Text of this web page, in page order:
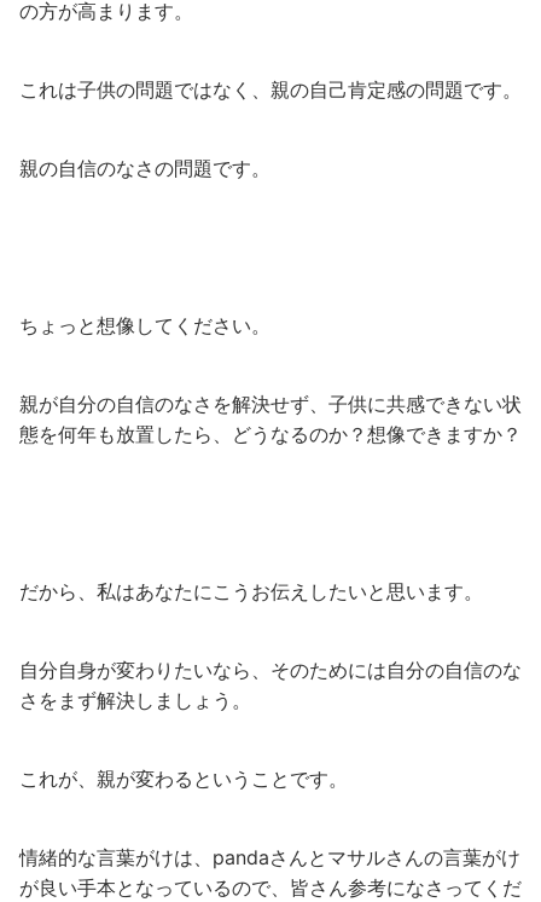
の方が高まります。
これは子供の問題ではなく、親の自己肯定感の問題です。
親の自信のなさの問題です。
ちょっと想像してください。
親が自分の自信のなさを解決せず、子供に共感できない状
態を何年も放置したら、どうなるのか？想像できますか？
だから、私はあなたにこうお伝えしたいと思います。
自分自身が変わりたいなら、そのためには自分の自信のな
さをまず解決しましょう。
これが、親が変わるということです。
情緒的な言葉がけは、pandaさんとマサルさんの言葉がけ
が良い手本となっているので、皆さん参考になさってくだ